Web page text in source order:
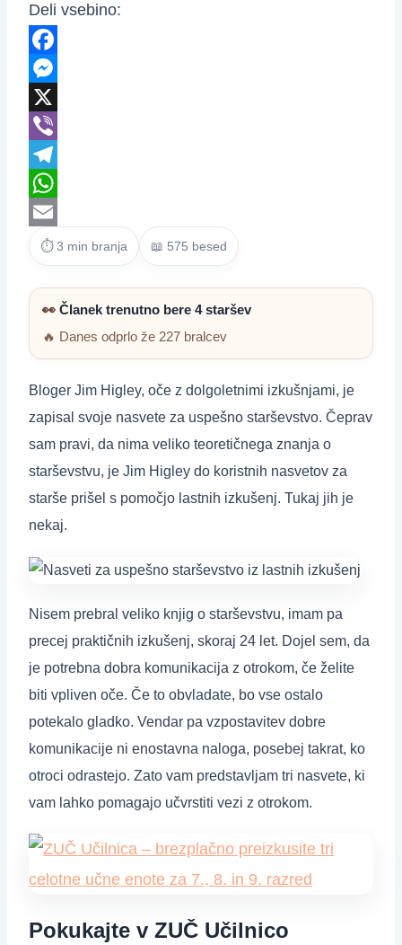
Deli vsebino:
Facebook
Messenger
X
Viber
Telegram
WhatsApp
Email
⏱ 3 min branja 📖 575 besed
👀 Članek trenutno bere 4 staršev
🔥 Danes odprlo že 227 bralcev
Bloger Jim Higley, oče z dolgoletnimi izkušnjami, je
zapisal svoje nasvete za uspešno starševstvo. Čeprav
sam pravi, da nima veliko teoretičnega znanja o
starševstvu, je Jim Higley do koristnih nasvetov za
starše prišel s pomočjo lastnih izkušenj. Tukaj jih je
nekaj.
Nisem prebral veliko knjig o starševstvu, imam pa
precej praktičnih izkušenj, skoraj 24 let. Dojel sem, da
je potrebna dobra komunikacija z otrokom, če želite
biti vpliven oče. Če to obvladate, bo vse ostalo
potekalo gladko. Vendar pa vzpostavitev dobre
komunikacije ni enostavna naloga, posebej takrat, ko
otroci odrastejo. Zato vam predstavljam tri nasvete, ki
vam lahko pomagajo učvrstiti vezi z otrokom.
Pokukajte v ZUČ Učilnico